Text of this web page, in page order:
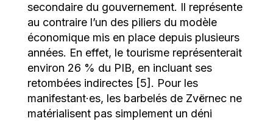
secondaire du gouvernement. Il représente
au contraire l’un des piliers du modèle
économique mis en place depuis plusieurs
années. En effet, le tourisme représenterait
environ 26 % du PIB, en incluant ses
retombées indirectes [5]. Pour les
manifestant·es, les barbelés de Zvërnec ne
matérialisent pas simplement un déni